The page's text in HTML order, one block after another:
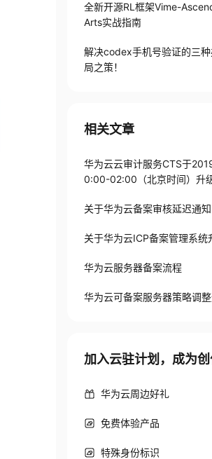
全新开源RL框架Vime-
Arts实战指南
解决codex手机号验证的三
局之策！
相关文章
华为云云审计服务CTS于
0:00-02:00（北京时间）升
关于华为云备案审核延迟通知
关于华为云ICP备案管理系统
华为云服务器备案流程
华为云可备案服务器策略调
加入云驻计划，成为
华为云周边好礼
免费体验产品
特殊身份标识